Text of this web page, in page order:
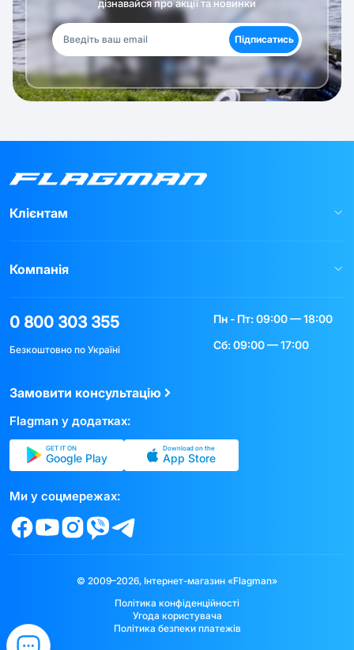
дізнавайся про акції та новинки
Підписатись
Клієнтам
Компанія
0 800 303 355
Безкоштовно по Україні
Пн - Пт: 09:00 — 18:00
Сб: 09:00 — 17:00
Замовити консультацію
Flagman у додатках:
GET IT ON
Google Play
Download on the
App Store
Ми у соцмережах:
© 2009–2026, Інтернет-магазин «Flagman»
Політика конфіденційності
Угода користувача
Політика безпеки платежів